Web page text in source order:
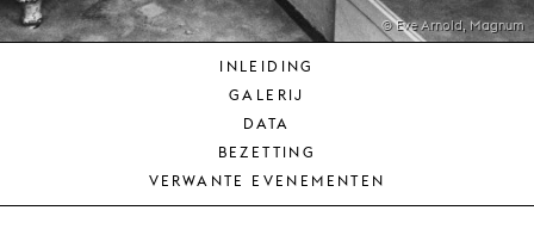
MUNT
ONS
© Eve Arnold, Magnum
INLEIDING
GALERIJ
DATA
BEZETTING
VERWANTE EVENEMENTEN